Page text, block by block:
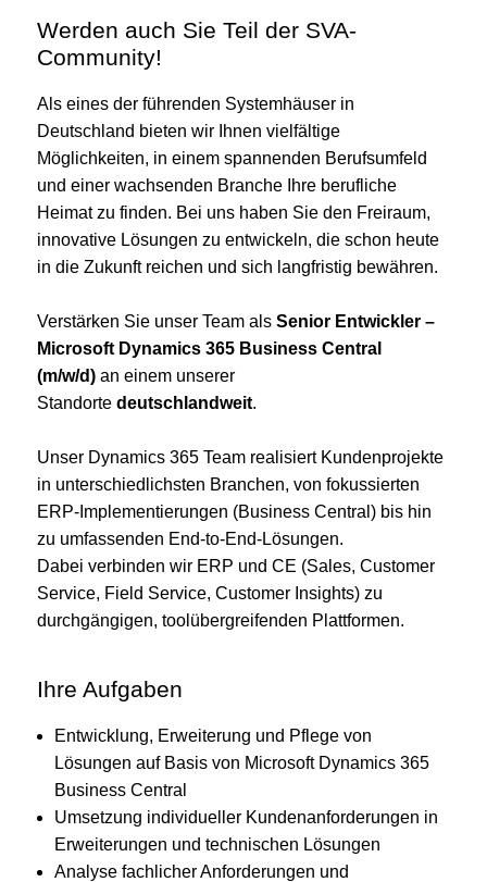
Werden auch Sie Teil der SVA-
Community!
Als eines der führenden Systemhäuser in
Deutschland bieten wir Ihnen vielfältige
Möglichkeiten, in einem spannenden Berufsumfeld
und einer wachsenden Branche Ihre berufliche
Heimat zu finden. Bei uns haben Sie den Freiraum,
innovative Lösungen zu entwickeln, die schon heute
in die Zukunft reichen und sich langfristig bewähren.
Verstärken Sie unser Team als Senior Entwickler –
Microsoft Dynamics 365 Business Central
(m/w/d) an einem unserer
Standorte deutschlandweit.
Unser Dynamics 365 Team realisiert Kundenprojekte
in unterschiedlichsten Branchen, von fokussierten
ERP-Implementierungen (Business Central) bis hin
zu umfassenden End-to-End-Lösungen.
Dabei verbinden wir ERP und CE (Sales, Customer
Service, Field Service, Customer Insights) zu
durchgängigen, toolübergreifenden Plattformen.
Ihre Aufgaben
Entwicklung, Erweiterung und Pflege von
Lösungen auf Basis von Microsoft Dynamics 365
Business Central
Umsetzung individueller Kundenanforderungen in
Erweiterungen und technischen Lösungen
Analyse fachlicher Anforderungen und